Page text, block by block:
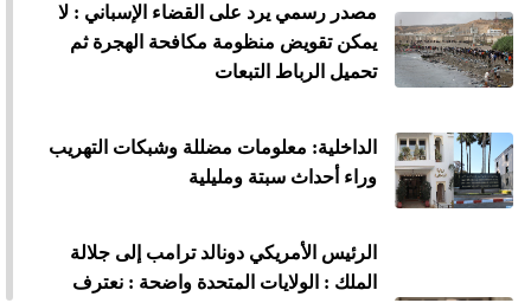
مصدر رسمي يرد على القضاء الإسباني : لا
يمكن تقويض منظومة مكافحة الهجرة ثم
تحميل الرباط التبعات
الداخلية: معلومات مضللة وشبكات التهريب
وراء أحداث سبتة ومليلية
الرئيس الأمريكي دونالد ترامب إلى جلالة
الملك : الولايات المتحدة واضحة : نعترف